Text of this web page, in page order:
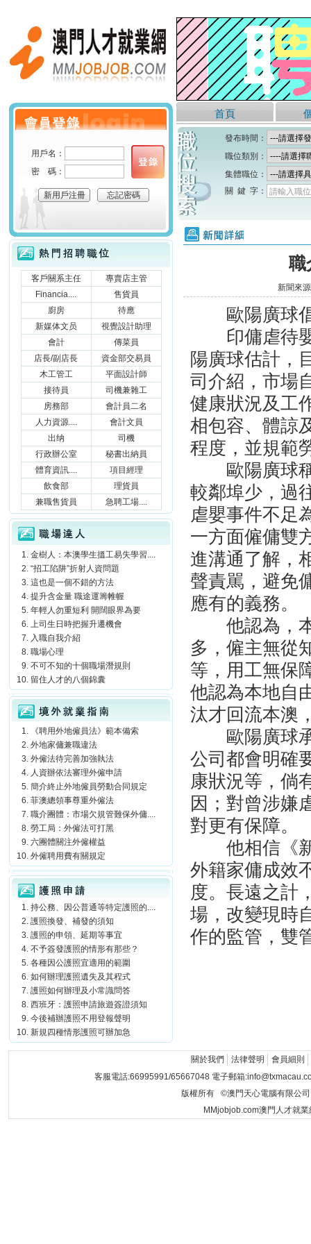
首頁
發布時間：
職位類別：
集體職位：
關 鍵 字：
請輸入職
新聞詳細
職
新聞來
歐陽廣球
印傭虐待
陽廣球估計，
司介紹，市場
健康狀況及工
相包容、體諒
程度，並規範
歐陽廣球
較鄰埠少，過
虐嬰事件不足
一方面僱傭雙
進溝通了解，
聲責駡，避免
應有的義務。
他認為，
多，僱主無從
等，用工無保
他認為本地自
汰才回流本澳
歐陽廣球
公司都會明確
康狀況等，倘
因；對曾涉嫌
對更有保障。
他相信《
外籍家傭成效
度。長遠之計
場，改變現時
作的監管，雙
個人會員登錄
用戶名：
密 碼：
新用戶注冊 忘記密碼
熱門招聘職位
客戶關系主任
專賣店主管
Financia....
售貨員
廚房
待應
新媒体文员
視覺設計助理
會計
傳菜員
店長/副店長
資金部交易員
木工管工
平面設計師
接待員
司機兼雜工
房務部
會計員二名
人力資源....
會計文員
出纳
司機
行政辦公室
秘書出納員
體育資訊....
項目經理
飲食部
理貨員
兼職售貨員
急聘工場....
職場達人
金樹人：本澳學生搵工易失學習....
“招工陷阱”折射人資問題
這也是一個不錯的方法
提升含金量 職途運籌帷幄
年輕人勿重短利 開闊眼界為要
上司生日時把握升遷機會
入職自我介紹
職場心理
不可不知的十個職場潛規則
留住人才的八個錦囊
境外就業指南
《聘用外地僱員法》範本備索
外地家傭兼職違法
外僱法待完善加強執法
人資辦依法審理外僱申請
簡介終止外地僱員勞動合同規定
菲澳總領事尊重外僱法
職介團體：市場欠規管難保外傭....
勞工局：外僱法可打黑
六團體關注外僱權益
外僱聘用費有關規定
護照申請
持公務、因公普通等特定護照的....
護照換發、補發的須知
護照的申領、延期等事宜
不予簽發護照的情形有那些？
各種因公護照宜適用的範圍
如何辦理護照遺失及其程式
護照如何辦理及小常識問答
西班牙：護照申請旅遊簽證須知
今後補辦護照不用登報聲明
新規四種情形護照可辦加急
關於我們 法律聲明
會員細則
客服電話:66995991/65667048 電子郵箱
版權所有 ©澳門天心電腦有限公
MMjobjob.com澳門人才就